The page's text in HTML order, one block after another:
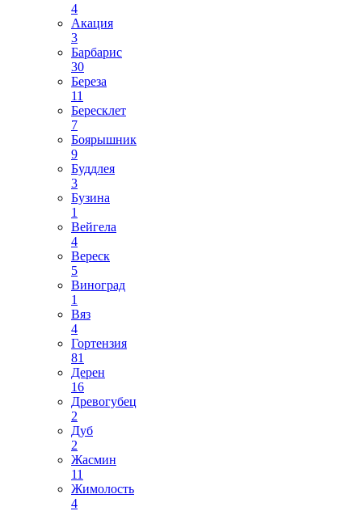
4
Акация
3
Барбарис
30
Береза
11
Бересклет
7
Боярышник
9
Буддлея
3
Бузина
1
Вейгела
4
Вереск
5
Виноград
1
Вяз
4
Гортензия
81
Дерен
16
Древогубец
2
Дуб
2
Жасмин
11
Жимолость
4